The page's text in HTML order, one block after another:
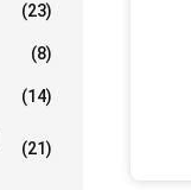
(23)
(8)
(14)
(21)